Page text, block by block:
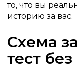
то, что вы
историю за вас.
Схема
тест